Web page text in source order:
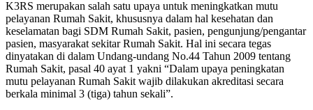
K3RS merupakan salah satu upaya untuk meningkatkan mutu
pelayanan Rumah Sakit, khususnya dalam hal kesehatan dan
keselamatan bagi SDM Rumah Sakit, pasien, pengunjung/pengantar
pasien, masyarakat sekitar Rumah Sakit. Hal ini secara tegas
dinyatakan di dalam Undang-undang No.44 Tahun 2009 tentang
Rumah Sakit, pasal 40 ayat 1 yakni “Dalam upaya peningkatan
mutu pelayanan Rumah Sakit wajib dilakukan akreditasi secara
berkala minimal 3 (tiga) tahun sekali”.